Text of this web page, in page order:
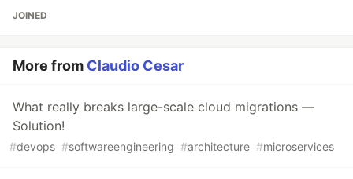
JOINED
More from Claudio Cesar
What really breaks large-scale cloud migrations —
Solution!
#devops #softwareengineering #architecture #microservices